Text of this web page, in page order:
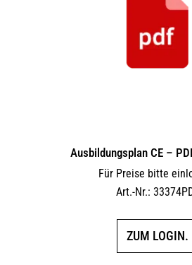
Ausbildungsplan CE –
Für Preise bitte
Art.-Nr.:
ZUM LOGIN.